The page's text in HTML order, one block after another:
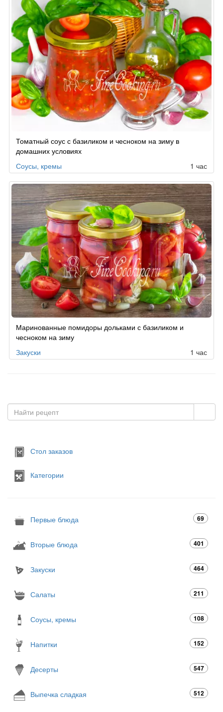
Томатный соус с базиликом и чесноком на зиму в
домашних условиях
Соусы, кремы
1 час
Маринованные помидоры дольками с базиликом и
чесноком на зиму
Закуски
1 час
Стол заказов
Категории
Первые блюда 69
Вторые блюда 401
Закуски 464
Салаты 211
Соусы, кремы 108
Напитки 152
Десерты 547
Выпечка сладкая 512